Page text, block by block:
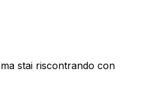
stai riscontrando con